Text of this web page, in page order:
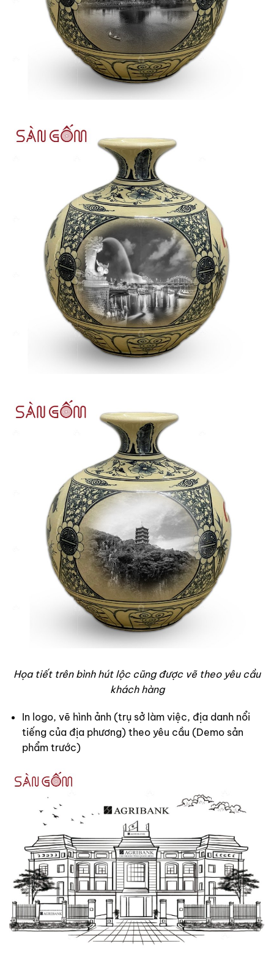
Họa tiết trên bình hút lộc cũng được vẽ theo yêu cầu
khách hàng
In logo, vẽ hình ảnh (trụ sở làm việc, địa danh nổi
tiếng của địa phương) theo yêu cầu (Demo sản
phẩm trước)